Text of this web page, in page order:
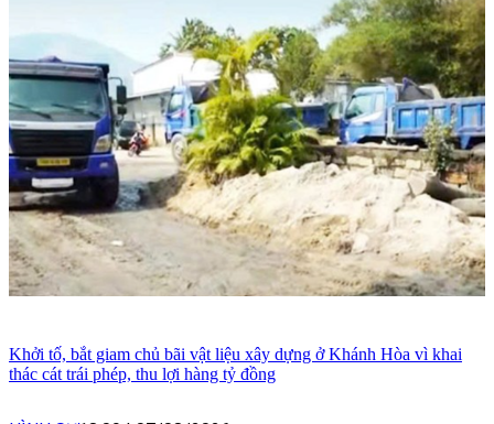
Khởi tố, bắt giam chủ bãi vật liệu xây dựng ở Khánh Hòa vì khai
thác cát trái phép, thu lợi hàng tỷ đồng